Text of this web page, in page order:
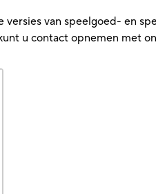
versies van speelgoed- en
u contact opnemen met